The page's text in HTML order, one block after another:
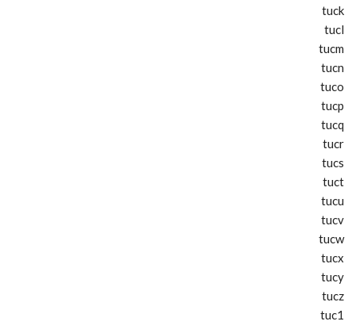
tuck
tucl
tucm
tucn
tuco
tucp
tucq
tucr
tucs
tuct
tucu
tucv
tucw
tucx
tucy
tucz
tuc1